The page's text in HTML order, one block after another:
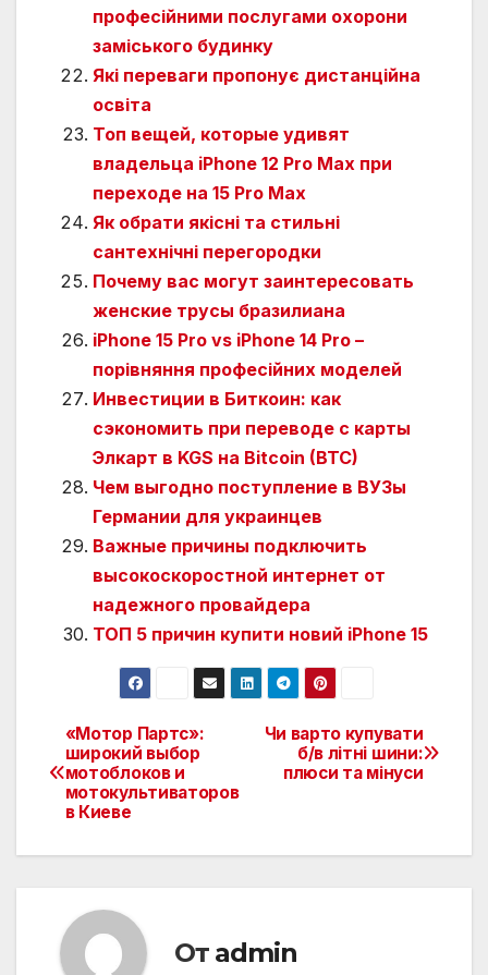
професійними послугами охорони
заміського будинку
Які переваги пропонує дистанційна
освіта
Топ вещей, которые удивят
владельца iPhone 12 Pro Max при
переходе на 15 Pro Max
Як обрати якісні та стильні
сантехнічні перегородки
Почему вас могут заинтересовать
женские трусы бразилиана
iPhone 15 Pro vs iPhone 14 Pro –
порівняння професійних моделей
Инвестиции в Биткоин: как
сэкономить при переводе с карты
Элкарт в KGS на Bitcoin (BTC)
Чем выгодно поступление в ВУЗы
Германии для украинцев
Важные причины подключить
высокоскоростной интернет от
надежного провайдера
ТОП 5 причин купити новий iPhone 15
Навигация
по
Чи варто купувати
б/в літні шини:
плюси та мінуси
«Мотор Партс»:
широкий выбор
мотоблоков и
мотокультиваторов
в Киеве
От admin